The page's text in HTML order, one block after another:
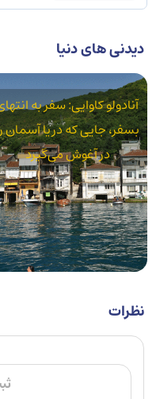
دیدنی های دنیا
محله بشیکتاش: جایی که
تاریخ باشکوه در کنار شور
بی‌پایان فوتبال نفس
نظرات